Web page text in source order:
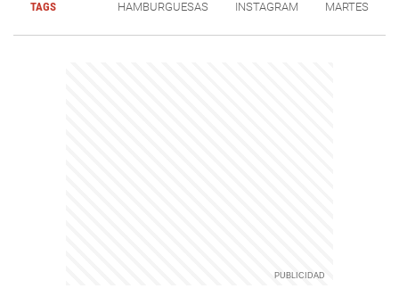
TAGS HAMBURGUESAS INSTAGRAM MARTES